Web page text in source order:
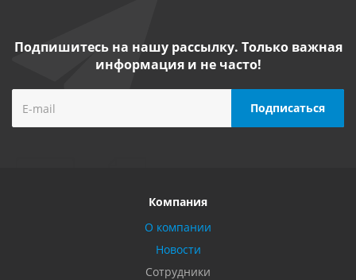
Подпишитесь на нашу рассылку. Только важная
информация и не часто!
Компания
О компании
Новости
Сотрудники